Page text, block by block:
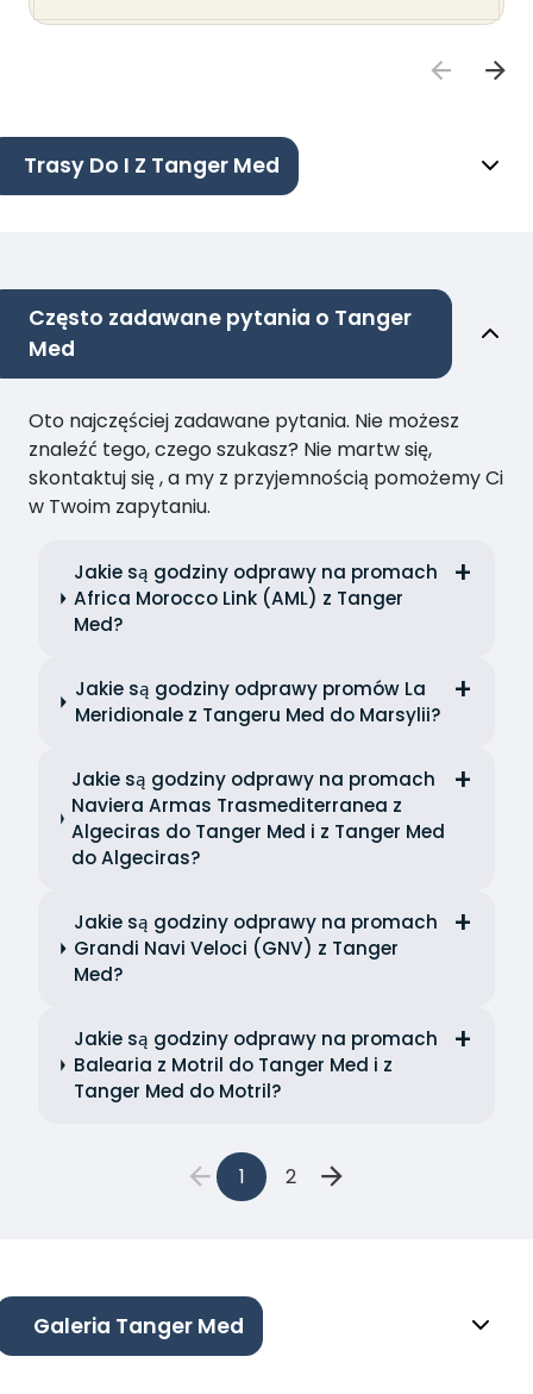
Trasy Do I Z Tanger Med
Często zadawane pytania o Tanger
Med
Oto najczęściej zadawane pytania. Nie możesz
znaleźć tego, czego szukasz? Nie martw się,
skontaktuj się , a my z przyjemnością pomożemy Ci
w Twoim zapytaniu.
Jakie są godziny odprawy na promach
Africa Morocco Link (AML) z Tanger
Med?
Jakie są godziny odprawy promów La
Meridionale z Tangeru Med do Marsylii?
Jakie są godziny odprawy na promach
Naviera Armas Trasmediterranea z
Algeciras do Tanger Med i z Tanger Med
do Algeciras?
Jakie są godziny odprawy na promach
Grandi Navi Veloci (GNV) z Tanger
Med?
Jakie są godziny odprawy na promach
Balearia z Motril do Tanger Med i z
Tanger Med do Motril?
1 2
Galeria Tanger Med